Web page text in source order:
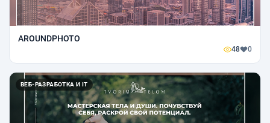
AROUNDPHOTO
48 0
ВЕБ-РАЗРАБОТКА И IT